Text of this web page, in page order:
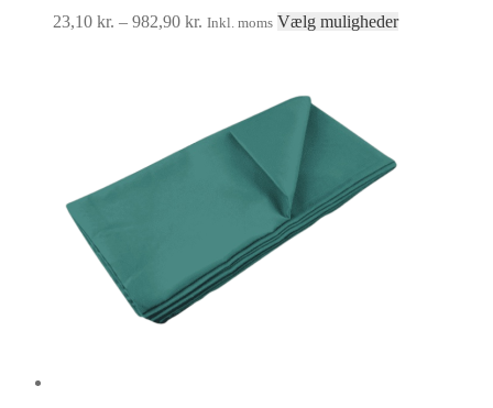
23,10 kr. – 982,90 kr. Prisinterval:
Inkl. moms Vælg mulighederDette